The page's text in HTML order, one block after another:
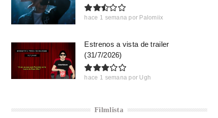
hace 1 semana por Palomiix
Estrenos a vista de trailer
(31/7/2026)
hace 1 semana por Ugh
Filmlista